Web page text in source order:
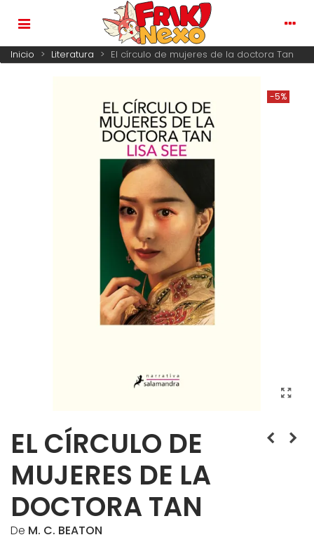
Inicio > Literatura > El círculo de mujeres de la doctora Tan
-5%
EL CÍRCULO DE
MUJERES DE LA
DOCTORA TAN
De M. C. BEATON